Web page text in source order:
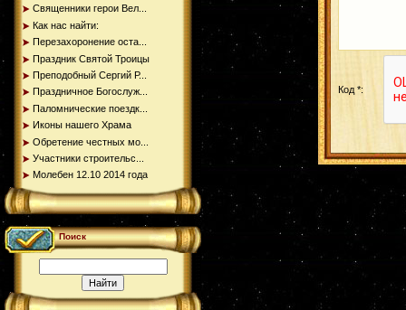
Священники герои Вел...
Как нас найти:
Перезахоронение оста...
Праздник Святой Троицы
Преподобный Сергий Р...
Праздничное Богослуж...
Паломнические поездк...
Иконы нашего Храма
Обретение честных мо...
Участники строительс...
Молебен 12.10 2014 года
Поиск
Код *: